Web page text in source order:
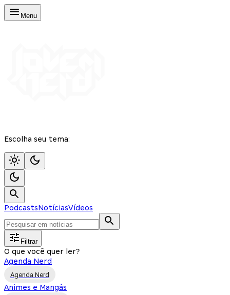
Menu
Escolha seu tema:
PodcastsNotíciasVídeos
Filtrar
O que você quer ler?
Agenda Nerd
Agenda Nerd
Animes e Mangás